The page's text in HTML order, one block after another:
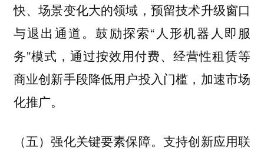
快、场景变化大的领域，预留技术升级窗口
与退出通道。鼓励探索“人形机器人即服
务”模式，通过按效用付费、经营性租赁等
商业创新手段降低用户投入门槛，加速市场
化推广。
（五）强化关键要素保障。支持创新应用联